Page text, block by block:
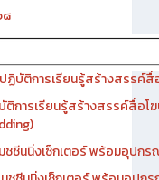
๘
ฏิบัติการเรียนรู้สร้างสรรค์
การเรียนรู้สร้างสรรค์สื่อโ
ชชีนนิ่งเซ็กเตอร์ พร้อมอุปก